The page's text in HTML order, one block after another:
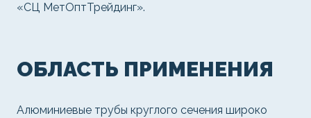
«СЦ МетОптТрейдинг».
ОБЛАСТЬ ПРИМЕНЕНИЯ
Алюминиевые трубы круглого сечения широко